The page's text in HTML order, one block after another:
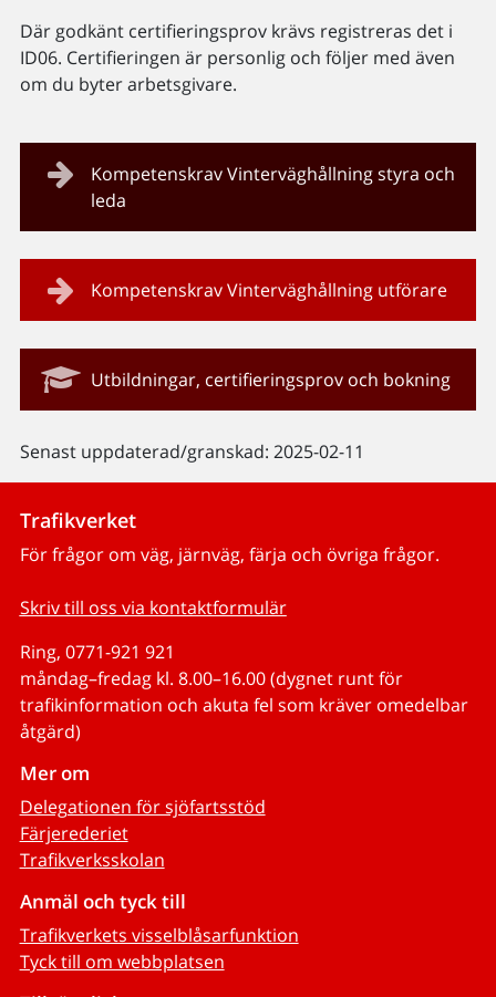
Där godkänt certifieringsprov krävs registreras det i
ID06. Certifieringen är personlig och följer med även
om du byter arbetsgivare.
Kompetenskrav Vinterväghållning styra och
leda
Kompetenskrav Vinterväghållning utförare
Utbildningar, certifieringsprov och bokning
Senast uppdaterad/granskad: 2025-02-11
Trafikverket
För frågor om väg, järnväg, färja och övriga frågor.
Skriv till oss via kontaktformulär
Ring, 0771-921 921
måndag–fredag kl. 8.00–16.00 (dygnet runt för
trafikinformation och akuta fel som kräver omedelbar
åtgärd)
Mer om
Delegationen för sjöfartsstöd
Färjerederiet
Trafikverksskolan
Anmäl och tyck till
Trafikverkets visselblåsarfunktion
Tyck till om webbplatsen